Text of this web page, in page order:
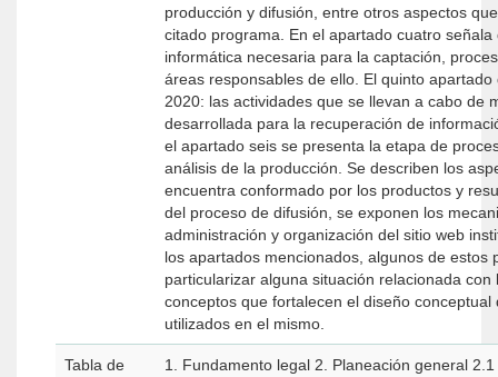
producción y difusión, entre otros aspectos que se consideren relevantes dentro del proceso de producción de información del
citado programa. En el apartado cuatro señala de forma general las actividades de construcción y prueba de la infraestructura
informática necesaria para la captación, procesamiento, análisis y difusión del CNDHF 2020, las herramientas desarrolladas y las
áreas responsables de ello. El quinto apartado describe la forma en que se desarrolló el operativo de levantamiento del CNDHF
2020: las actividades que se llevan a cabo de manera previa al inicio; la organización, coordinación y dinámica establecida y
desarrollada para la recuperación de información; y las actividades de conclusión del operativo y fechas de término de este. En
el apartado seis se presenta la etapa de
análisis de la producción. Se describen los aspectos
encuentra conformado por los productos y resultados del
del proceso de difusión, se exponen los mecanismos utilizados para la
administración y organización del sitio web institucional. Considerando la naturaleza de la información
los apartados mencionados, algunos de estos pueden presentar secciones adicionales (anexos) a efecto de describir o
particularizar alguna situación relacionada con los mismos. Por último, se presenta un glosario que detalla los principales
conceptos que fortalecen el diseño conceptual del censo, con el fin de generar una correcta interpretación de los
utilizados en el mismo.
Tabla de
1. Fundamento legal 2. Planeación general 2.1 Antecedentes 2.2 Objetivo general 2.3 Objetivos específicos 2.4 Aspectos